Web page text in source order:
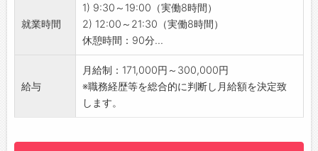
未経験の方でも商品知識や販売方法等について
研修させていただきます。
また、ゆくゆく正社員登用制度を活用しステッ
プアップいただく制度もございます。
【働き方に関して】
シフト制での勤務となります。
就業時間
1) 9:30～19:00（実働8時間）
2) 12:00～21:30（実働8時間）
休憩時間：90分...
給与
月給制：171,000円～300,000円
※職務経歴等を総合的に判断し月給額を決定致
します。